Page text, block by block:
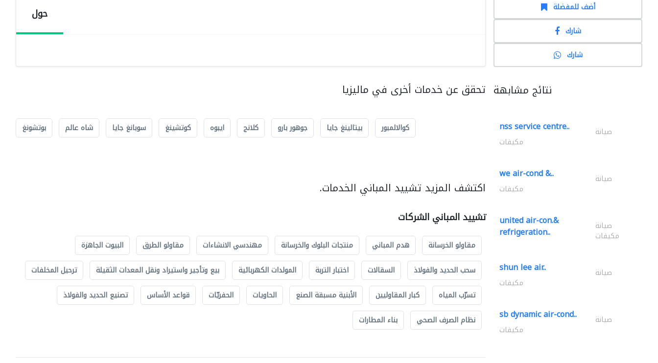
حول
تحقق عن خدمات أخرى في ماليزيا
كوالالمبور بيتالينغ جايا جوهور بارو كلانج ايبوه كوتشينغ سوبانغ جايا شاه عالم بوتشونغ
اكتشف المزيد تشييد المباني الخدمات.
تشييد المباني الشركات
مقاولو الخرسانة هدم المباني منتجات البلوك والخرسانة مهندسي الانشاءات مقاولو الطرق
البيوت الجاهزة
سحب الحديد والفولاذ
السقالات اختبار التربة المولدات الكهربائية بيع وتأجير واستيراد ونقل المعدات الثقيلة
ترحيل المخلفات
تسرّب المياه
كبار المقاوليين الأبنية مسبقة الصنع الحاويات الحفريّات قواعد الأساس
تصنيع الحديد والفولاذ
نظام الصرف الصحي
بناء المطارات
أضف للمفضلة
شارك
شارك
نتائج مشابهة
nss service centre.. صيانة
مكيفات
we air-cond &.. صيانة
مكيفات
united air-con.&
refrigeration.. صيانة
مكيفات
shun lee air.. صيانة
مكيفات
sb dynamic air-cond.. صيانة
مكيفات